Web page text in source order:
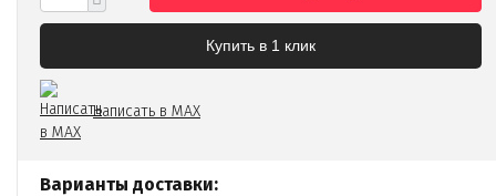
Купить в 1 клик
Написать в MAX
Варианты доставки: